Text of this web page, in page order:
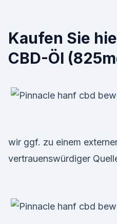
Kaufen Sie
CBD-Öl
wir ggf. zu einem
vertrauenswürdiger